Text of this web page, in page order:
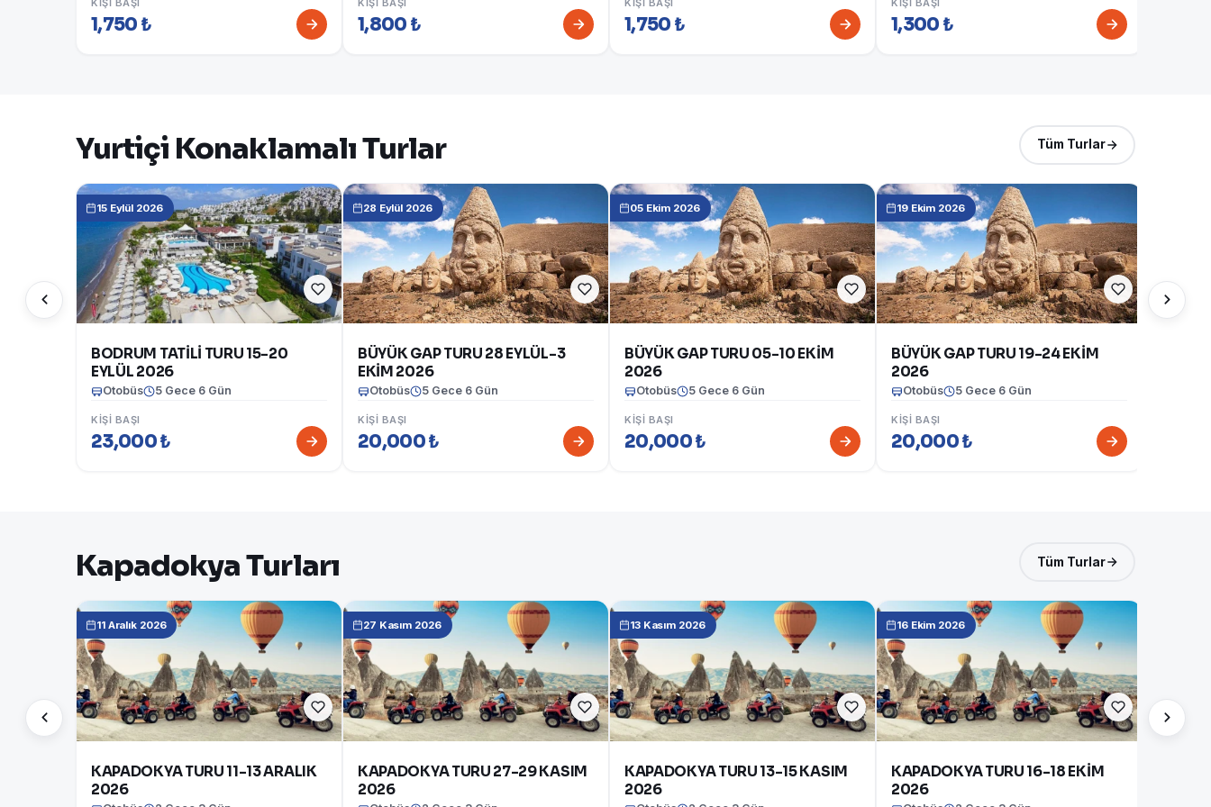
1,750 ₺ 1,800 ₺ 1,750 ₺ 1,300 ₺
Yurtiçi Konaklamalı Turlar Tüm Turlar
15 Eylül 2026
BODRUM TATİLİ TURU 15-20
EYLÜL 2026
Otobüs 5 Gece 6 Gün
KIŞI BAŞI
23,000 ₺
28 Eylül 2026
BÜYÜK GAP TURU 28 EYLÜL-3
EKİM 2026
Otobüs 5 Gece 6 Gün
KIŞI BAŞI
20,000 ₺
05 Ekim 2026
BÜYÜK GAP TURU 05-10 EKİM
2026
Otobüs 5 Gece 6 Gün
KIŞI BAŞI
20,000 ₺
19 Ekim 2026
BÜYÜK GAP TURU 19-24 EKİM
2026
Otobüs 5 Gece 6 Gün
KIŞI BAŞI
20,000 ₺
Kapadokya Turları Tüm Turlar
11 Aralık 2026
KAPADOKYA TURU 11-13 ARALIK
2026
27 Kasım 2026
KAPADOKYA TURU 27-29 KASIM
2026
13 Kasım 2026
KAPADOKYA TURU 13-15 KASIM
2026
16 Ekim 2026
KAPADOKYA TURU 16-18 EKİM
2026